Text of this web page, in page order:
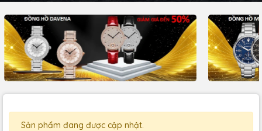
Sản phẩm đang được cập nhật.